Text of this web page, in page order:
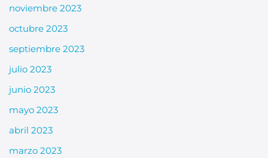
noviembre 2023
octubre 2023
septiembre 2023
julio 2023
junio 2023
mayo 2023
abril 2023
marzo 2023